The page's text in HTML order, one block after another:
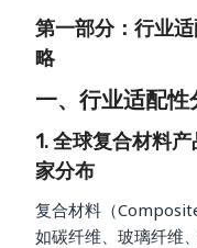
第一部分：行业
略
一、行业适配性
1. 全球复合材料
家分布
复合材料（
如碳纤维、玻璃纤维